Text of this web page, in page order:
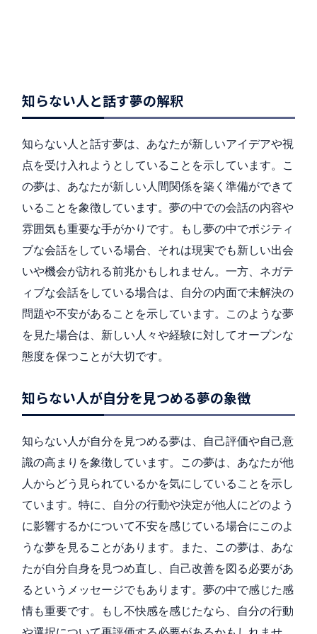
知らない人と話す夢の解釈
知らない人と話す夢は、あなたが新しいアイデアや視
点を受け入れようとしていることを示しています。こ
の夢は、あなたが新しい人間関係を築く準備ができて
いることを象徴しています。夢の中での会話の内容や
雰囲気も重要な手がかりです。もし夢の中でポジティ
ブな会話をしている場合、それは現実でも新しい出会
いや機会が訪れる前兆かもしれません。一方、ネガテ
ィブな会話をしている場合は、自分の内面で未解決の
問題や不安があることを示しています。このような夢
を見た場合は、新しい人々や経験に対してオープンな
態度を保つことが大切です。
知らない人が自分を見つめる夢の象徴
知らない人が自分を見つめる夢は、自己評価や自己意
識の高まりを象徴しています。この夢は、あなたが他
人からどう見られているかを気にしていることを示し
ています。特に、自分の行動や決定が他人にどのよう
に影響するかについて不安を感じている場合にこのよ
うな夢を見ることがあります。また、この夢は、あな
たが自分自身を見つめ直し、自己改善を図る必要があ
るというメッセージでもあります。夢の中で感じた感
情も重要です。もし不快感を感じたなら、自分の行動